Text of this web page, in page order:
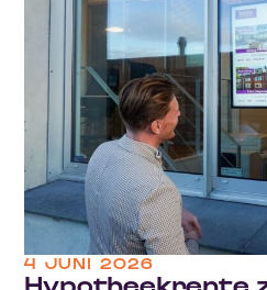
4 JUNI 2026